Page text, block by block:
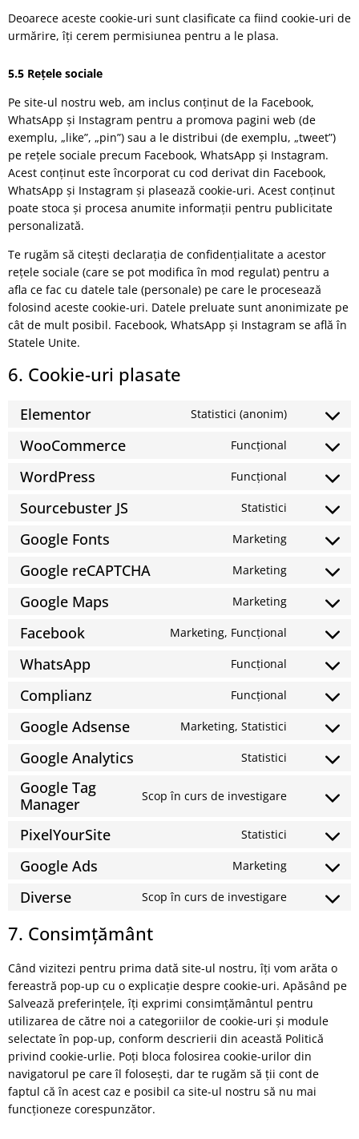
Deoarece aceste cookie-uri sunt clasificate ca fiind cookie-uri de
urmărire, îți cerem permisiunea pentru a le plasa.
5.5 Rețele sociale
Pe site-ul nostru web, am inclus conținut de la Facebook,
WhatsApp și Instagram pentru a promova pagini web (de
exemplu, „like”, „pin”) sau a le distribui (de exemplu, „tweet”)
pe rețele sociale precum Facebook, WhatsApp și Instagram.
Acest conținut este încorporat cu cod derivat din Facebook,
WhatsApp și Instagram și plasează cookie-uri. Acest conținut
poate stoca și procesa anumite informații pentru publicitate
personalizată.
Te rugăm să citești declarația de confidențialitate a acestor
rețele sociale (care se pot modifica în mod regulat) pentru a
afla ce fac cu datele tale (personale) pe care le procesează
folosind aceste cookie-uri. Datele preluate sunt anonimizate pe
cât de mult posibil. Facebook, WhatsApp și Instagram se află în
Statele Unite.
6. Cookie-uri plasate
Elementor Statistici (anonim)
WooCommerce Funcțional
WordPress Funcțional
Sourcebuster JS Statistici
Google Fonts Marketing
Google reCAPTCHA Marketing
Google Maps Marketing
Facebook Marketing, Funcțional
WhatsApp Funcțional
Complianz Funcțional
Google Adsense Marketing, Statistici
Google Analytics Statistici
Google Tag
Manager
Scop în curs de investigare
PixelYourSite Statistici
Google Ads Marketing
Diverse Scop în curs de investigare
7. Consimţământ
Când vizitezi pentru prima dată site-ul nostru, îți vom arăta o
fereastră pop-up cu o explicație despre cookie-uri. Apăsând pe
Salvează preferințele, îți exprimi consimțământul pentru
utilizarea de către noi a categoriilor de cookie-uri și module
selectate în pop-up, conform descrierii din această Politică
privind cookie-urlie. Poți bloca folosirea cookie-urilor din
navigatorul pe care îl folosești, dar te rugăm să ții cont de
faptul că în acest caz e posibil ca site-ul nostru să nu mai
funcționeze corespunzător.